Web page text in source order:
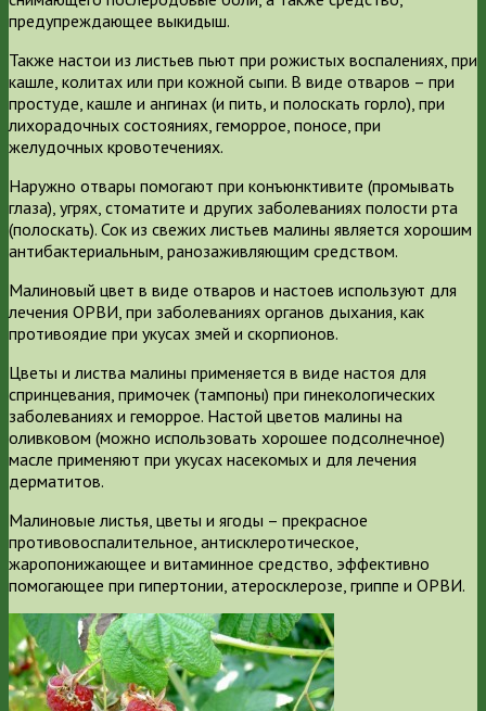
предупреждающее выкидыш.
Также настои из листьев пьют при рожистых воспалениях, при
кашле, колитах или при кожной сыпи. В виде отваров – при
простуде, кашле и ангинах (и пить, и полоскать горло), при
лихорадочных состояниях, геморрое, поносе, при
желудочных кровотечениях.
Наружно отвары помогают при конъюнктивите (промывать
глаза), угрях, стоматите и других заболеваниях полости рта
(полоскать). Сок из свежих листьев малины является хорошим
антибактериальным, ранозаживляющим средством.
Малиновый цвет в виде отваров и настоев используют для
лечения ОРВИ, при заболеваниях органов дыхания, как
противоядие при укусах змей и скорпионов.
Цветы и листва малины применяется в виде настоя для
спринцевания, примочек (тампоны) при гинекологических
заболеваниях и геморрое. Настой цветов малины на
оливковом (можно использовать хорошее подсолнечное)
масле применяют при укусах насекомых и для лечения
дерматитов.
Малиновые листья, цветы и ягоды – прекрасное
противовоспалительное, антисклеротическое,
жаропонижающее и витаминное средство, эффективно
помогающее при гипертонии, атеросклерозе, гриппе и ОРВИ.